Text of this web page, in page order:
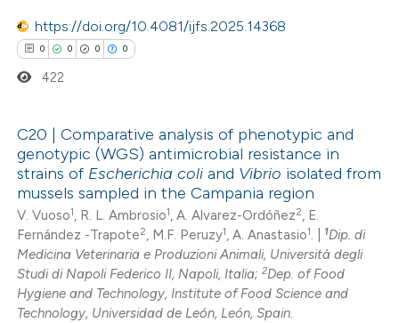
how this article has been
at
shows how a scientific paper
been cited by providing the
of the citation, a
describing whether
mentions, or contrasts
claim, and a label
in which section the
was made.
https://doi.org/10.4081/ijfs.2025.14368
0 0 0 0
Citing Publications
Supporting
Mentioning
Contrasting
422
C20 | Comparative analysis of phenotypic and
genotypic (WGS) antimicrobial resistance in
strains of Escherichia coli and Vibrio isolated from
mussels sampled in the Campania region
V. Vuoso1, R. L. Ambrosio1, A. Alvarez-Ordóñez2, E.
Fernández -Trapote2, M.F. Peruzy1, A. Anastasio1. | 1Dip. di
Medicina Veterinaria e Produzioni Animali, Università degli
Studi di Napoli Federico II, Napoli, Italia;2Dep. of Food
Hygiene and Technology, Institute of Food Science and
Technology, Universidad de León, León, Spain.